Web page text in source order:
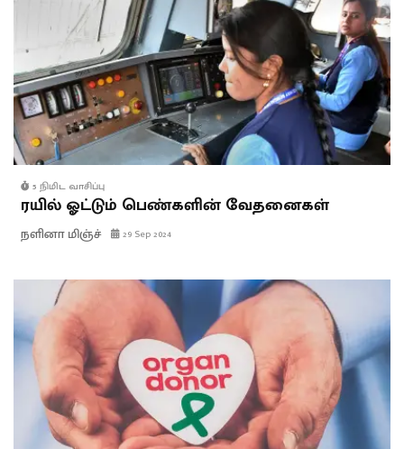
5 நிமிட வாசிப்பு
ரயில் ஓட்டும் பெண்களின் வேதனைகள்
நளினா மிஞ்ச் 29 Sep 2024